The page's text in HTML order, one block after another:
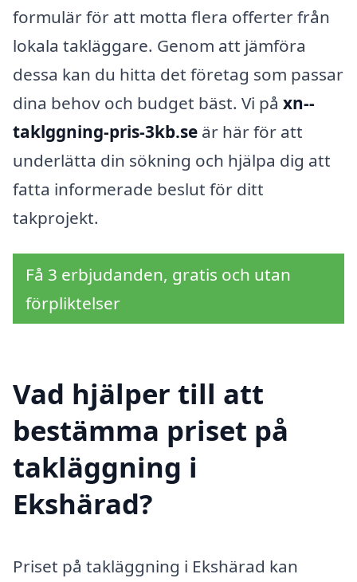
formulär för att motta flera offerter från
lokala takläggare. Genom att jämföra
dessa kan du hitta det företag som passar
dina behov och budget bäst. Vi på xn--
taklggning-pris-3kb.se är här för att
underlätta din sökning och hjälpa dig att
fatta informerade beslut för ditt
takprojekt.
Få 3 erbjudanden, gratis och utan
förpliktelser
Vad hjälper till att
bestämma priset på
takläggning i
Ekshärad?
Priset på takläggning i Ekshärad kan